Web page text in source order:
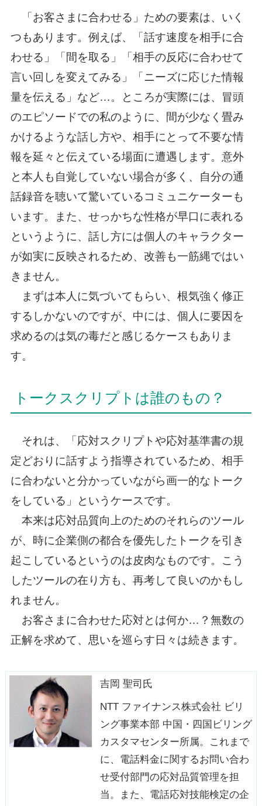
「お客さまに合わせる」ための要素は、いく
つもあります。例えば、「話す速度を相手に合
わせる」「間を取る」「相手の反応に合わせて
言い回しを変えてみる」「ニーズに応じた情報
量を伝える」など…。ところが実際には、冒頭
のエピソードでの私のように、間が少なく畳み
かけるような話し方や、相手にとって不要な情
報を延々と伝えている場面に遭遇します。意外
と本人も自覚していない場合が多く、自分の通
話録音を聴いて驚いているコミュニケーターも
います。また、せっかちな性格が早口に表れる
というように、話し方には個人のキャラクター
が如実に反映されるため、改善も一筋縄ではい
きません。
まずは本人に気づいてもらい、根気強く修正
するしかないのですが、中には、個人に要因を
求めるのは気の毒だと感じるケースもありま
す。
トークスクリプトは誰のもの？
それは、「応対スクリプトや応対基準書の規
定どおりに話すよう指導されているため、相手
に合わないと分かっていながら画一的なトーク
をしている」というケースです。
本来は応対品質向上のためのそれらのツール
が、時に企業側の都合を優先したトークを引き
起こしているというのは皮肉なものです。こう
したツールの在り方も、再考して良いのかもし
れません。
お客さまに合わせた応対とは何か…？無数の
正解を求めて、思いを巡らす日々は続きます。
吉岡 聖司氏
NTT ファイナンス株式会社 ビリ
ング事業本部 中国・四国ビリング
カスタマセンター所属。これまで
に、電話料金に関するお問い合わ
せ受付部門の応対品質管理を担
当。また、電話応対技能検定の企